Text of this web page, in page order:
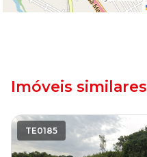
Imóveis similares
TE0185